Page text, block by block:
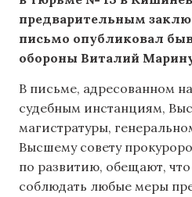
предварительным
письмо опубликовал
обороны Виталий
В письме, адресованном
судебным инстанциям,
магистратуры,
Высшему совету
по развитию, обещают,
соблюдать любые меры